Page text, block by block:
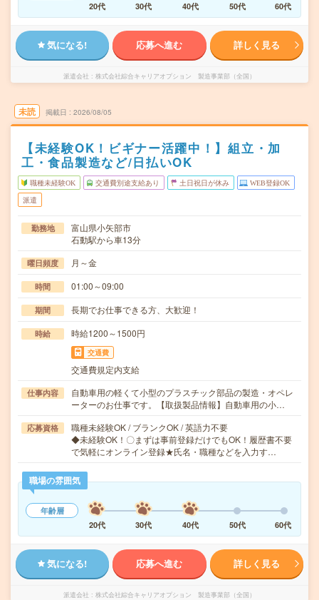
20代
30代 40代 50代 60代
気になる! 応募へ進む 詳しく見る
派遣会社 株式会社綜合キャリアオプション 製造事業部（全国）
未読 掲載日 2026/08/05
【未経験OK！ビギナー活躍中！】組立・加
工・食品製造など/日払いOK
職種未経験OK 交通費別途支給あり 土日祝日が休み WEB登録OK
派遣
勤務地
富山県小矢部市
石動駅から車13分
曜日頻度 月～金
時間 01:00～09:00
期間 長期でお仕事できる方、大歓迎！
時給 時給1200～1500円
交通費
交通費規定内支給
仕事内容
自動車用の軽くて小型のプラスチック部品の製造・オペレ
ーターのお仕事です。【取扱製品情報】自動車用の小…
応募資格
職種未経験OK / ブランクOK / 英語力不要
◆未経験OK！〇まずは事前登録だけでもOK！履歴書不要
で気軽にオンライン登録★氏名・職種などを入力す…
職場の雰囲気
年齢層
20代
30代 40代 50代 60代
気になる! 応募へ進む 詳しく見る
派遣会社 株式会社綜合キャリアオプション 製造事業部（全国）